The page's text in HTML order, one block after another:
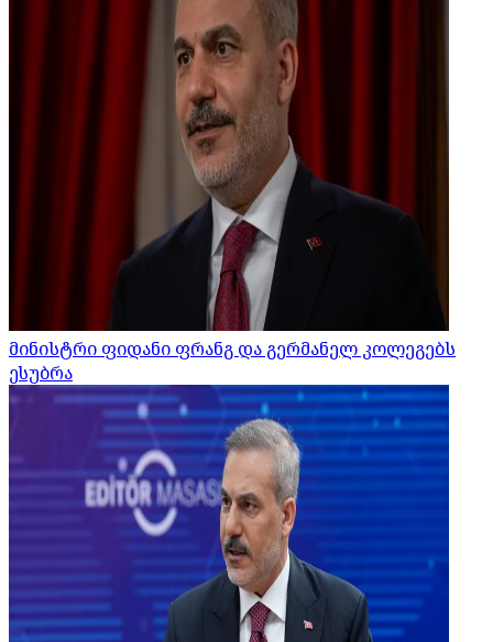
მინისტრი ფიდანი ფრანგ და გერმანელ კოლეგებს
ესუბრა